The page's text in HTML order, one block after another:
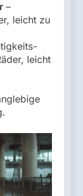
–
leicht zu
leicht